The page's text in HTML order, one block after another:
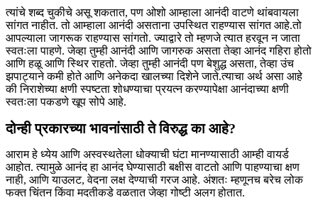
त्यांचे शब्द चुकीचे असू शकतात, पण ओशो आम्हाला आनंदी वाटणे थांबवायला
सांगत नाहीत. तो आम्हाला आनंदी असताना उपस्थित राहण्यास सांगत आहे.तो
आपल्याला जागरूक राहण्यास सांगतो. ज्याद्वारे तो म्हणजे त्यात हरवून न जाता
स्वतःला पाहणे. जेव्हा तुम्ही आनंदी आणि जागरुक असता तेव्हा आनंद गहिरा होतो
आणि हळू आणि स्थिर राहतो. जेव्हा तुम्ही आनंदी पण बेशुद्ध असता, तेव्हा उंच
झपाट्याने कमी होते आणि अनेकदा खालच्या दिशेने जाते.त्याचा अर्थ असा आहे
की निराशेच्या क्षणी स्पष्टता शोधण्याचा प्रयत्न करण्यापेक्षा आनंदाच्या क्षणी
स्वतःला पकडणे खूप सोपे आहे.
दोन्ही प्रकारच्या भावनांसाठी ते विरुद्ध का आहे?
आराम हे ध्येय आणि अस्वस्थतेला धोक्याची घंटा मानण्यासाठी आम्ही वायर्ड
आहोत. त्यामुळे आनंद हा आनंद घेण्यासाठी बक्षीस वाटतो आणि पाहण्याचा क्षण
नाही, आणि याउलट, वेदना लक्ष देण्याची गरज आहे. अंशतः म्हणूनच बरेच लोक
फक्त चिंतन किंवा मदतीकडे वळतात जेव्हा गोष्टी अलग होतात.